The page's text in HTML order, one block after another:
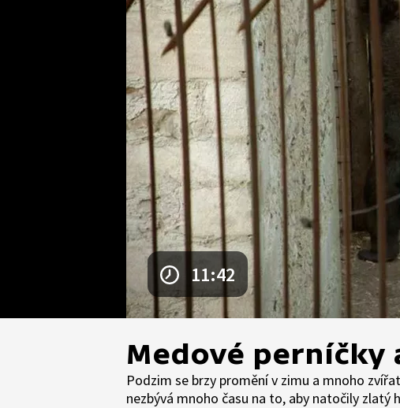
11:42
Medové perníčky
Podzim se brzy promění v zimu a mnoho
nezbývá mnoho času na to, aby natočily zlatý